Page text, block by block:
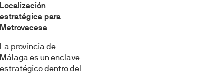
Localización
estratégica para
Metrovacesa
La provincia de
Málaga es un enclave
estratégico dentro del